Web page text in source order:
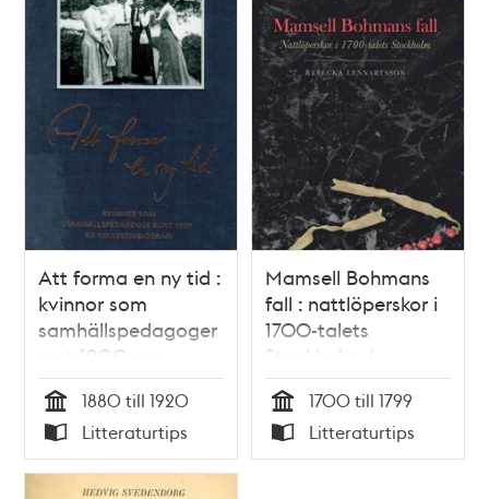
Att forma en ny tid :
kvinnor som
samhällspedagoger
runt 1900 : en
kollektivbiografi /
Boel Englund (red)
Tid
1880 till 1920
Typ
Litteraturtips
Mamsell Bohmans
fall : nattlöperskor i
1700-talets
Stockholm /
Rebecka
Lennartsson
Tid
1700 till 1799
Typ
Litteraturtips